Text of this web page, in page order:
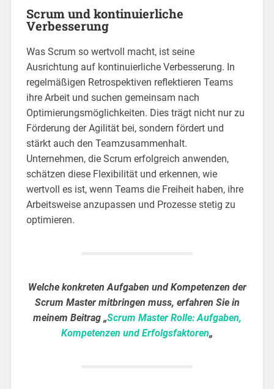
Scrum und kontinuierliche
Verbesserung
Was Scrum so wertvoll macht, ist seine
Ausrichtung auf kontinuierliche Verbesserung. In
regelmäßigen Retrospektiven reflektieren Teams
ihre Arbeit und suchen gemeinsam nach
Optimierungsmöglichkeiten. Dies trägt nicht nur zu
Förderung der Agilität bei, sondern fördert und
stärkt auch den Teamzusammenhalt.
Unternehmen, die Scrum erfolgreich anwenden,
schätzen diese Flexibilität und erkennen, wie
wertvoll es ist, wenn Teams die Freiheit haben, ihre
Arbeitsweise anzupassen und Prozesse stetig zu
optimieren.
Welche konkreten Aufgaben und Kompetenzen der
Scrum Master mitbringen muss, erfahren Sie in
meinem Beitrag „Scrum Master Rolle: Aufgaben,
Kompetenzen und Erfolgsfaktoren„